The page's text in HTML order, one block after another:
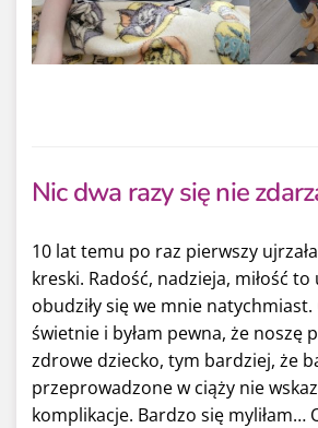
Nic dwa razy się nie
10 lat temu po raz pierwszy
kreski. Radość, nadzieja, miłość
obudziły się we mnie natychmiast.
świetnie i byłam pewna, że noszę
zdrowe dziecko, tym bardziej, że
przeprowadzone w ciąży nie
komplikacje. Bardzo się myliłam…